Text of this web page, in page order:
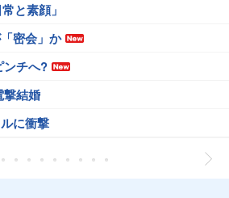
と素顔」
密会」か
ンチへ?
撃結婚
に衝撃